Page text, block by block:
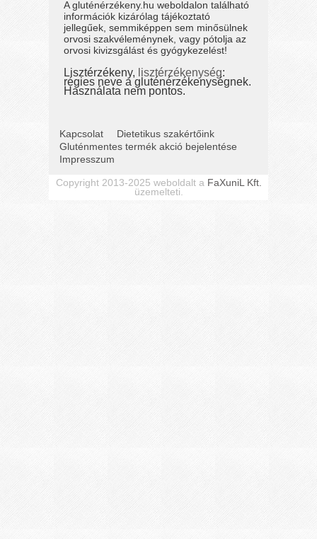
A gluténérzékeny.hu weboldalon található
információk kizárólag tájékoztató
jellegűek, semmiképpen sem minősülnek
orvosi szakvéleménynek, vagy pótolja az
orvosi kivizsgálást és gyógykezelést!
Lisztérzékeny, lisztérzékenység:
régies neve a gluténérzékenységnek.
Használata nem pontos.
Kapcsolat
Dietetikus szakértőink
Gluténmentes termék akció bejelentése
Impresszum
Copyright 2013-2025 weboldalt a FaXuniL Kft.
üzemelteti.